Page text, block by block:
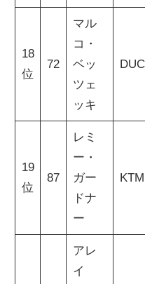
18
位
72
マル
コ・
ベッ
ツェ
ッキ
19
位
87
レミ
ー・
ガー
ドナ
ー
KTM
アレ
イ